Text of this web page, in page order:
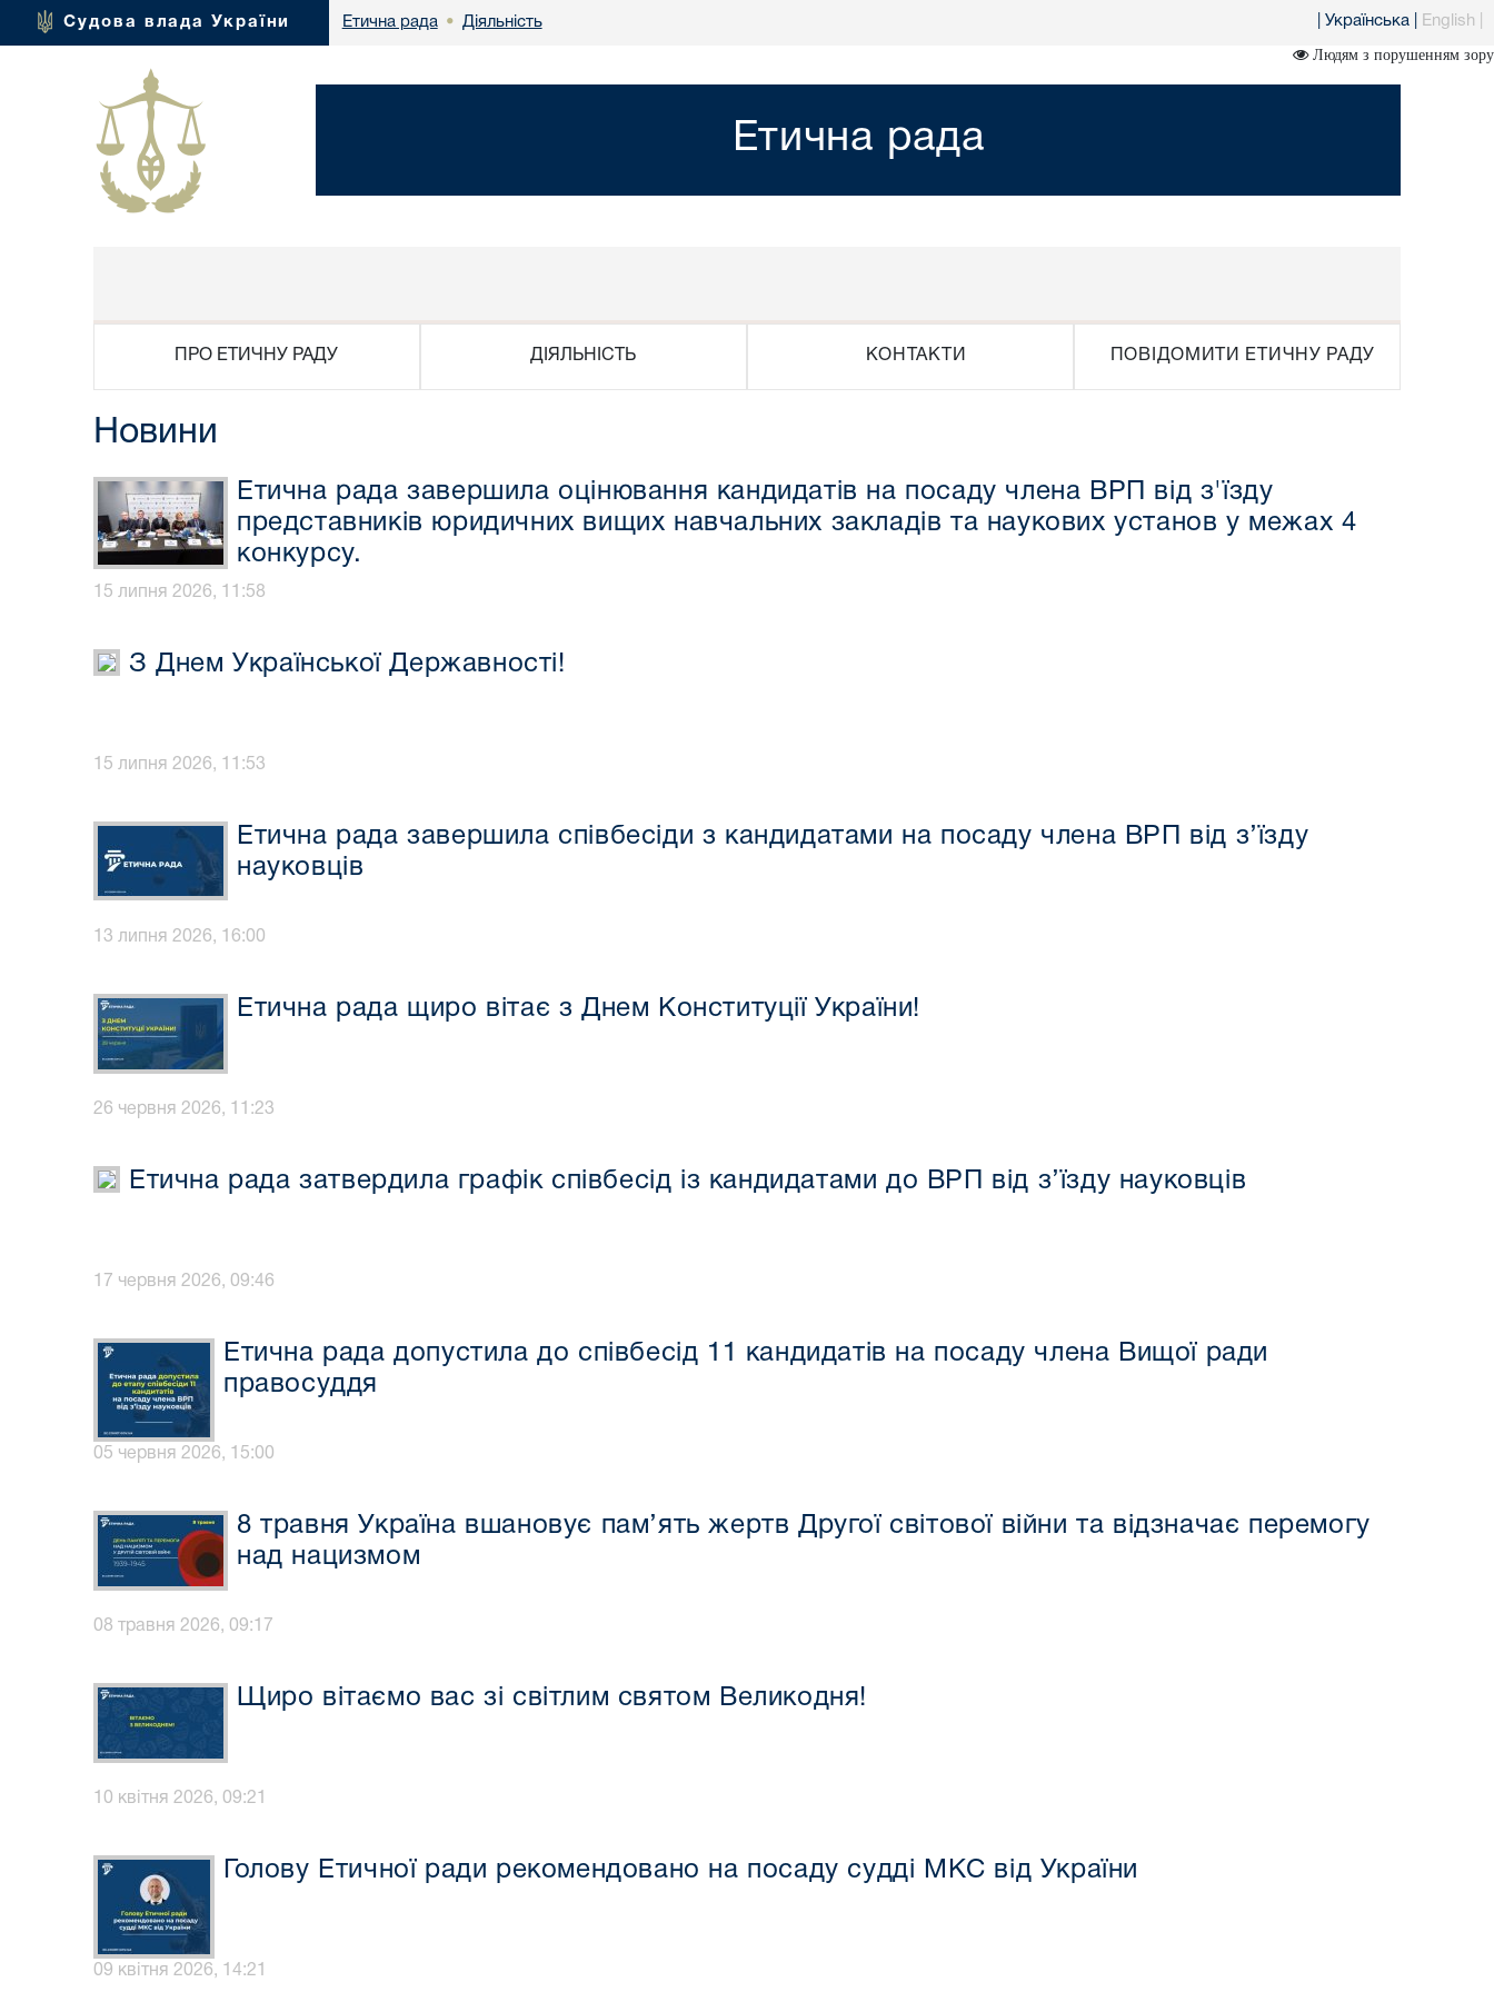
Судова влада України Етична рада • Діяльність Українська English
Людям з порушенням зору
Етична рада
ПРО ЕТИЧНУ РАДУ ДІЯЛЬНІСТЬ КОНТАКТИ ПОВІДОМИТИ ЕТИЧНУ РАДУ
Новини
Етична рада завершила оцінювання кандидатів на посаду члена ВРП від з'їзду
представників юридичних вищих навчальних закладів та наукових установ у межах 4
конкурсу.
15 липня 2026, 11:58
З Днем Української Державності!
15 липня 2026, 11:53
Етична рада завершила співбесіди з кандидатами на посаду члена ВРП від з’їзду
науковців
13 липня 2026, 16:00
Етична рада щиро вітає з Днем Конституції України!
26 червня 2026, 11:23
Етична рада затвердила графік співбесід із кандидатами до ВРП від з’їзду науковців
17 червня 2026, 09:46
Етична рада допустила до співбесід 11 кандидатів на посаду члена Вищої ради
правосуддя
05 червня 2026, 15:00
8 травня Україна вшановує пам’ять жертв Другої світової війни та відзначає перемогу
над нацизмом
08 травня 2026, 09:17
Щиро вітаємо вас зі світлим святом Великодня!
10 квітня 2026, 09:21
Голову Етичної ради рекомендовано на посаду судді МКС від України
09 квітня 2026, 14:21